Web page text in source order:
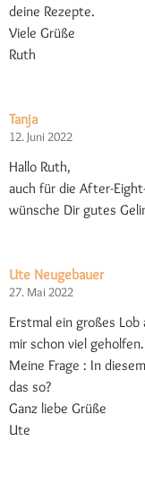
deine Rezepte.
Viele Grüße
Ruth
Tanja
12. Juni 2022
Hallo Ruth,
auch für die After-
wünsche Dir gutes
Ute Neugebauer
27. Mai 2022
Erstmal ein großes
mir schon viel geholfen.
Meine Frage : In
das so?
Ganz liebe Grüße
Ute